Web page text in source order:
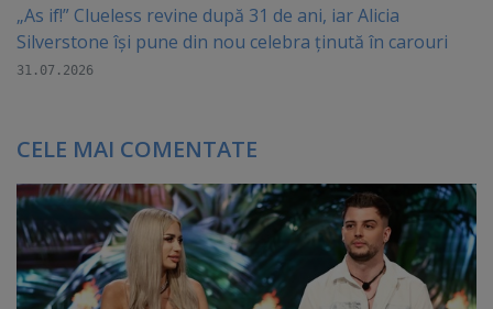
„As if!” Clueless revine după 31 de ani, iar Alicia
Silverstone își pune din nou celebra ținută în carouri
31.07.2026
CELE MAI COMENTATE